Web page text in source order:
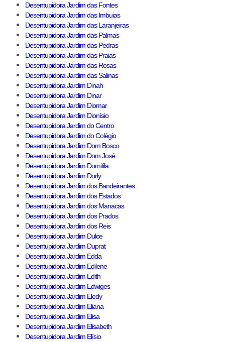
Desentupidora Jardim das Fontes
Desentupidora Jardim das Imbuias
Desentupidora Jardim das Laranjeiras
Desentupidora Jardim das Palmas
Desentupidora Jardim das Pedras
Desentupidora Jardim das Praias
Desentupidora Jardim das Rosas
Desentupidora Jardim das Salinas
Desentupidora Jardim Dinah
Desentupidora Jardim Dinar
Desentupidora Jardim Diomar
Desentupidora Jardim Dionísio
Desentupidora Jardim do Centro
Desentupidora Jardim do Colégio
Desentupidora Jardim Dom Bosco
Desentupidora Jardim Dom José
Desentupidora Jardim Domitila
Desentupidora Jardim Dorly
Desentupidora Jardim dos Bandeirantes
Desentupidora Jardim dos Estados
Desentupidora Jardim dos Manacas
Desentupidora Jardim dos Prados
Desentupidora Jardim dos Reis
Desentupidora Jardim Dulce
Desentupidora Jardim Duprat
Desentupidora Jardim Edda
Desentupidora Jardim Edilene
Desentupidora Jardim Edith
Desentupidora Jardim Edwiges
Desentupidora Jardim Eledy
Desentupidora Jardim Eliana
Desentupidora Jardim Elisa
Desentupidora Jardim Elisabeth
Desentupidora Jardim Elísio